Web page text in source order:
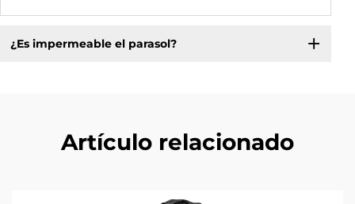
¿Es impermeable el parasol?
Artículo relacionado